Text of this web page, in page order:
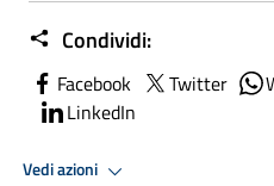
Condividi:
Facebook Twitter
LinkedIn
Vedi azioni